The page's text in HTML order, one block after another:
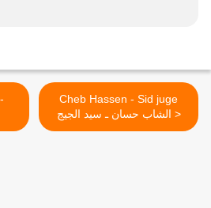
Cheb Hassen - Sid juge
الشاب حسان ـ سيد الجيج >